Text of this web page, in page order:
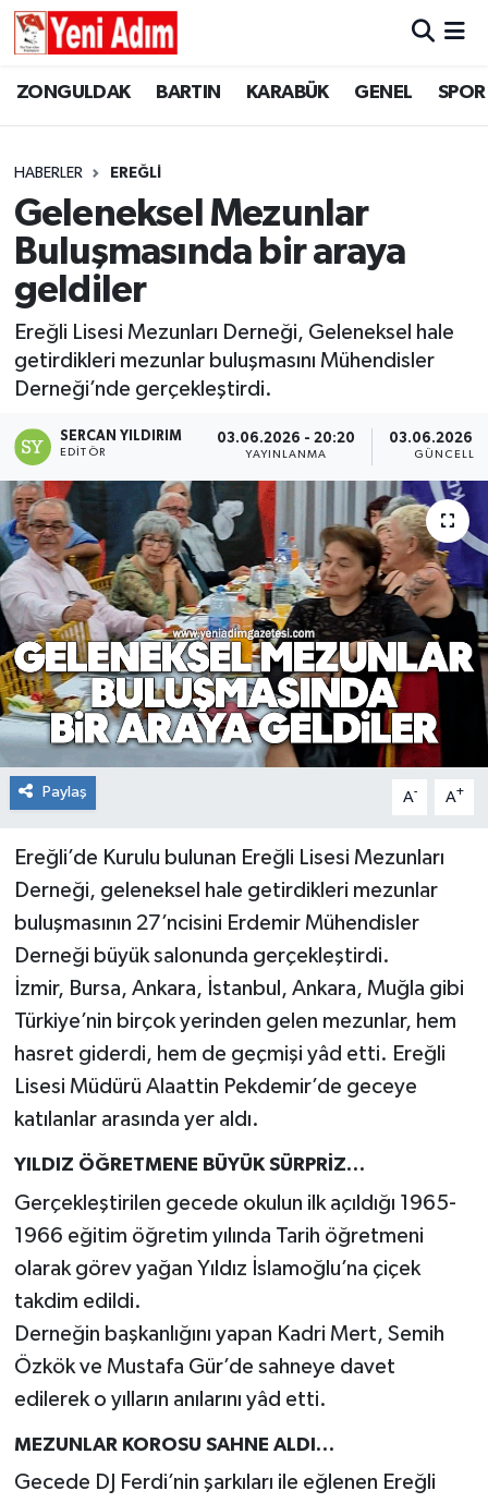
ZONGULDAK BARTIN KARABÜK GENEL SPOR
HABERLER EREĞLİ
Geleneksel Mezunlar
Buluşmasında bir araya
geldiler
Ereğli Lisesi Mezunları Derneği, Geleneksel hale
getirdikleri mezunlar buluşmasını Mühendisler
Derneği’nde gerçekleştirdi.
SERCAN YILDIRIM
EDITÖR
03.06.2026 - 20:20
YAYINLANMA
03.06.2026 -
Paylaş A- A+
Ereğli’de Kurulu bulunan Ereğli Lisesi Mezunları
Derneği, geleneksel hale getirdikleri mezunlar
buluşmasının 27’ncisini Erdemir Mühendisler
Derneği büyük salonunda gerçekleştirdi.
İzmir, Bursa, Ankara, İstanbul, Ankara, Muğla gibi
Türkiye’nin birçok yerinden gelen mezunlar, hem
hasret giderdi, hem de geçmişi yâd etti. Ereğli
Lisesi Müdürü Alaattin Pekdemir’de geceye
katılanlar arasında yer aldı.
YILDIZ ÖĞRETMENE BÜYÜK SÜRPRİZ…
Gerçekleştirilen gecede okulun ilk açıldığı 1965-
1966 eğitim öğretim yılında Tarih öğretmeni
olarak görev yağan Yıldız İslamoğlu’na çiçek
takdim edildi.
Derneğin başkanlığını yapan Kadri Mert, Semih
Özkök ve Mustafa Gür’de sahneye davet
edilerek o yılların anılarını yâd etti.
MEZUNLAR KOROSU SAHNE ALDI…
Gecede DJ Ferdi’nin şarkıları ile eğlenen Ereğli
ZONGULDAK
GÜNCEL
SİYASET
RESMİ İLAN
ZONGULDAK
GENEL
SPOR
SİYASET
RESMİ İLAN
Künye
Zonguldak Hava Durumu
Tüm Manşetler
Son Dakika Haberleri
Haber Arşivi